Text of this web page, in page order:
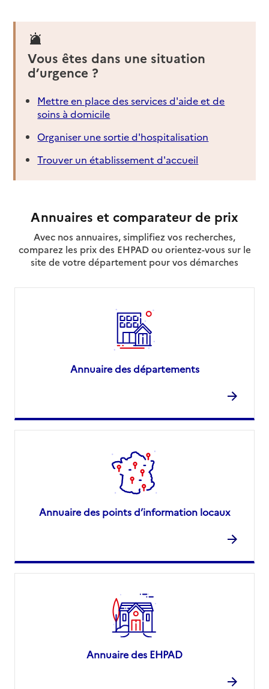
Vous êtes dans une situation
d’urgence ?
Mettre en place des services d'aide et de
soins à domicile
Organiser une sortie d'hospitalisation
Trouver un établissement d'accueil
Annuaires et comparateur de prix
Avec nos annuaires, simplifiez vos recherches,
comparez les prix des EHPAD ou orientez-vous sur le
site de votre département pour vos démarches
Annuaire des départements
Annuaire des points d’information locaux
Annuaire des EHPAD